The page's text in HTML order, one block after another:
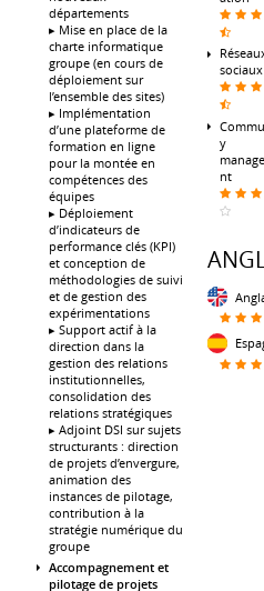
départements
▸ Mise en place de la
charte informatique
groupe (en cours de
déploiement sur
l’ensemble des sites)
▸ Implémentation
d’une plateforme de
formation en ligne
pour la montée en
compétences des
équipes
▸ Déploiement
d’indicateurs de
performance clés (KPI)
et conception de
méthodologies de suivi
et de gestion des
expérimentations
▸ Support actif à la
direction dans la
gestion des relations
institutionnelles,
consolidation des
relations stratégiques
▸ Adjoint DSI sur sujets
structurants : direction
de projets d’envergure,
animation des
instances de pilotage,
contribution à la
stratégie numérique du
groupe
Accompagnement et
pilotage de projets
sociaux
y
nt